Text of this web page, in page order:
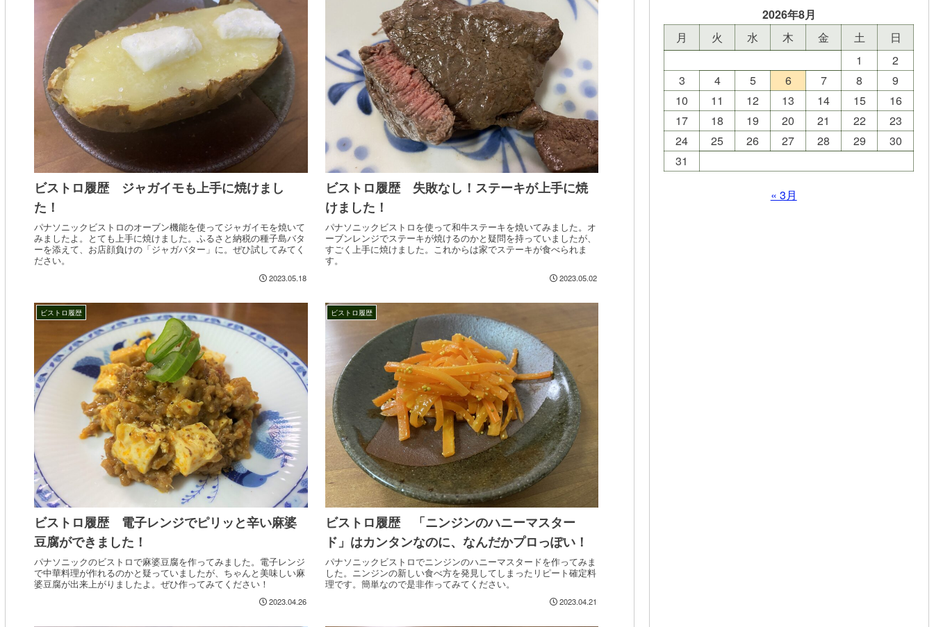
ビストロ履歴 ジャガイモも上手に焼けまし
た！
パナソニックビストロのオーブン機能を使ってジャガイモを焼いて
みましたよ。とても上手に焼けました。ふるさと納税の種子島バタ
ーを添えて、お店顔負けの「ジャガバター」に。ぜひ試してみてく
ださい。
2023.05.18
ビストロ履歴 失敗なし！ステーキが上手に焼
けました！
パナソニックビストロを使って和牛ステーキを焼いてみました。オ
ーブンレンジでステーキが焼けるのかと疑問を持っていましたが、
すごく上手に焼けました。これからは家でステーキが食べられま
す。
2023.05.02
ビストロ履歴
ビストロ履歴 電子レンジでピリッと辛い麻婆
豆腐ができました！
パナソニックのビストロで麻婆豆腐を作ってみました。電子レンジ
で中華料理が作れるのかと疑っていましたが、ちゃんと美味しい麻
婆豆腐が出来上がりましたよ。ぜひ作ってみてください！
2023.04.26
ビストロ履歴
ビストロ履歴 「ニンジンのハニーマスター
ド」はカンタンなのに、なんだかプロっぽい！
パナソニックビストロでニンジンのハニーマスタードを作ってみま
した。ニンジンの新しい食べ方を発見してしまったリピート確定料
理です。簡単なので是非作ってみてください。
2023.04.21
2026年8月
月
火 水 木 金 土
日
1
2
3
4 5 6 7 8
9
10
11 12 13 14 15
16
17
18 19 20 21 22
23
24
25 26 27 28 29
30
31
« 3月